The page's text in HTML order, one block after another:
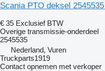
Scania PTO deksel
€ 35 Exclusief BTW
Overige transmissie-onderdeel
2545535
Nederland, Vuren
Truckparts1919
Contact opnemen met verkoper